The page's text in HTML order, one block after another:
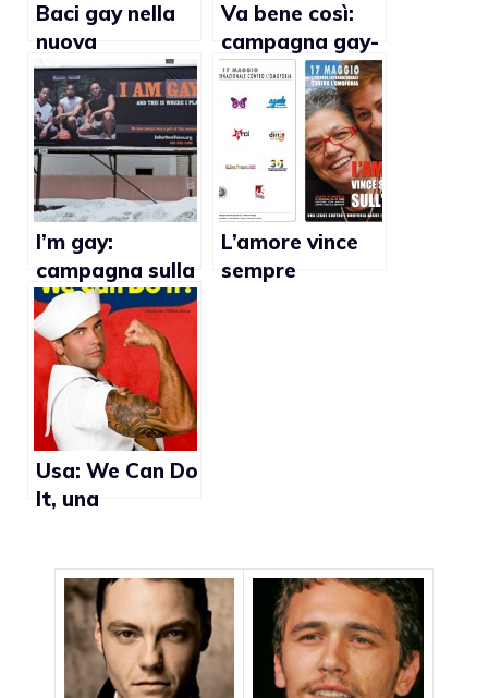
Baci gay nella
nuova
campagna
Benetton
Va bene così:
campagna gay-
friendly di
Arcigay Aosta e
Agedo
I’m gay:
campagna sulla
prevenzione
dell’Aids nella
comunità
afroamericana
di Schenectady
(New York)
L’amore vince
sempre
Usa: We Can Do
It, una
gay
nell’esercito